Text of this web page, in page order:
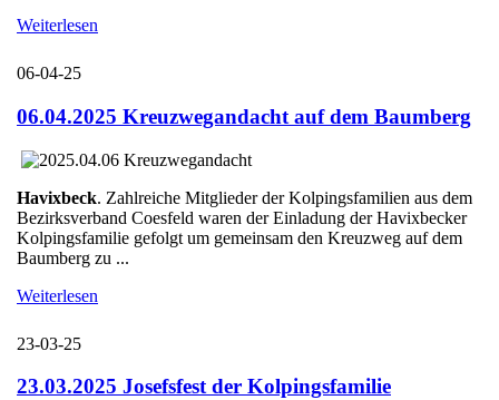
Weiterlesen
06-04-25
06.04.2025 Kreuzwegandacht auf dem Baumberg
Havixbeck. Zahlreiche Mitglieder der Kolpingsfamilien aus dem
Bezirksverband Coesfeld waren der Einladung der Havixbecker
Kolpingsfamilie gefolgt um gemeinsam den Kreuzweg auf dem
Baumberg zu ...
Weiterlesen
23-03-25
23.03.2025 Josefsfest der Kolpingsfamilie